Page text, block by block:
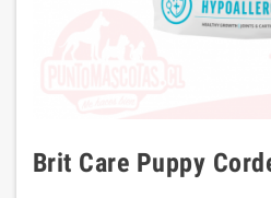
Brit Care Puppy